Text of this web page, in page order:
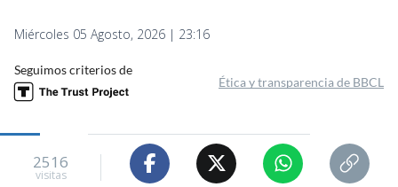
Miércoles 05 Agosto, 2026 | 23:16
Seguimos criterios de
Ética y transparencia de BBCL
2516
visitas